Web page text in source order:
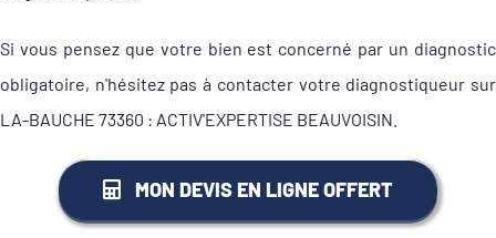
Si vous pensez que votre bien est concerné par un diagnostic
obligatoire, n'hésitez pas à contacter votre diagnostiqueur sur
LA-BAUCHE 73360 : ACTIV'EXPERTISE BEAUVOISIN.
MON DEVIS EN LIGNE OFFERT